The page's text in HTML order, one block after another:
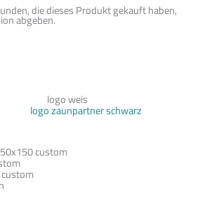
die dieses Produkt gekauft haben,
abgeben.